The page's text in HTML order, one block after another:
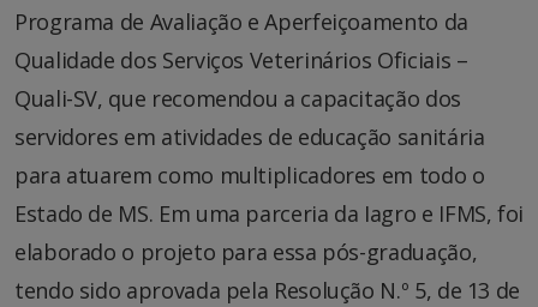
Programa de Avaliação e Aperfeiçoamento da
Qualidade dos Serviços Veterinários Oficiais –
Quali-SV, que recomendou a capacitação dos
servidores em atividades de educação sanitária
para atuarem como multiplicadores em todo o
Estado de MS. Em uma parceria da Iagro e IFMS, foi
elaborado o projeto para essa pós-graduação,
tendo sido aprovada pela Resolução N.º 5, de 13 de